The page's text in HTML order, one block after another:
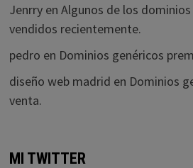
Jenrryen Algunos de los
vendidos recientemente.
pedro en Dominios genéricos
diseño web madrid en Dominios
venta.
MI TWITTER